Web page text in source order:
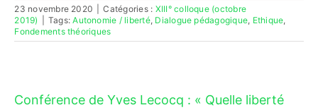
23 novembre 2020 Catégories : XIII° colloque (octobre
2019)
Tags:Autonomie / liberté, Dialogue pédagogique, Ethique,
Fondements théoriques
Conférence de Yves Lecocq : « Quelle liberté